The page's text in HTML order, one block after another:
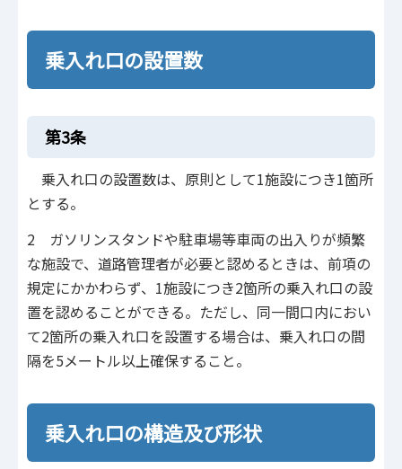
乗入れ口の設置数
第3条
乗入れ口の設置数は、原則として1施設につき1箇所
とする。
2 ガソリンスタンドや駐車場等車両の出入りが頻繁
な施設で、道路管理者が必要と認めるときは、前項の
規定にかかわらず、1施設につき2箇所の乗入れ口の設
置を認めることができる。ただし、同一間口内におい
て2箇所の乗入れ口を設置する場合は、乗入れ口の間
隔を5メートル以上確保すること。
乗入れ口の構造及び形状